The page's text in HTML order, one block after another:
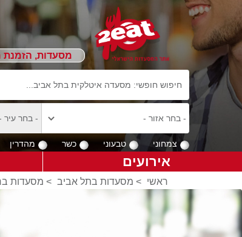
מסעדות, הזמנת
צמחוני טבעוני כשר מהדרין
אירועים
ראשי > מסעדות בתל אביב > מסעדות